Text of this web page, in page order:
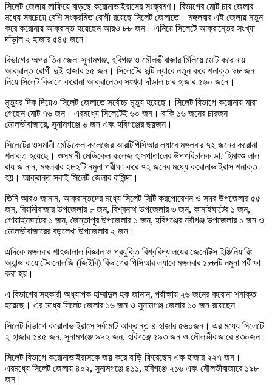
সিলেট জেলায় লাফিয়ে বাড়ছে করোনাভাইরাসের সংক্রমণ। বিভাগের মোট চার জেলার
মধ্যে সবচেয়ে বেশি সংক্রমিত রোগী রয়েছে সিলেট জেলাতে। মঙ্গলবার এই জেলায় নতুন
করে করোনায় আক্রান্ত হয়েছেন আরও ৮৮ জন। এনিয়ে সিলেটে আক্রান্তের সংখ্যা
দাঁড়াল ২ হাজার ৫৪৫ জনে।
বিভাগের অপর তিন জেলা সুনামগঞ্জ, হবিগঞ্জ ও মৌলভীবাজার মিলিয়ে মোট করোনায়
আক্রান্ত রোগী দুই হাজার ১৫ জন। সিলেটের দুটি ল্যাবে নতুন করে শনাক্ত ৯৮ জন
নিয়ে সিলেট বিভাগে করোনা আক্রান্তের সংখ্যা দাঁড়াল চার হাজার ৫৬০ জনে।
মৃত্যুর দিক দিয়েও সিলেট জেলাতে সর্বোচ্চ মৃত্যু হয়েছে। সিলেট বিভাগে করোনায় মারা
গেছেন মোট ৭৬ জন। এরমধ্যে সিলেটেই ৬০ জন। বাকি ১৬ জনের চারজন
মৌলভীবাজারে, সুনামগঞ্জে ৬ জন এবং হবিগঞ্জের ছয়জন।
সিলেটের ওসমানী মেডিকেল কলেজের আরটিপিসিআর ল্যাবে মঙ্গলবার ৭২ জনের করোনা
শনাক্ত হয়েছে। ওসমানী মেডিকেল কলেজ হাসপাতালের উপপরিচালক ডা. হিমাংশু লাল
রায় জানান, মঙ্গলবার ২৮২টি নমুনা পরীক্ষা করে ৭২ জনের মধ্যে করোনাভাইরাস শনাক্ত
হয়। আক্রান্ত সবাই সিলেট জেলার বাসিন্দা।
তিনি আরও জানান, আক্রান্তদের মধ্যে সিলেট সিটি করপোরেশন ও সদর উপজেলার ৫৫
জন, বিয়ানীবাজার উপজেলার ৮ জন, বিশ্বনাথ উপজেলার ৩ জন, কানাইঘাটের ১ জন,
গোয়াইনঘাটের ১ জন, জৈন্তাপুর উপজেলার ১ জন, হবিগঞ্জের নবীগঞ্জ উপজেলার ১ জন ও
মৌলভীবাজারের বড়লেখা উপজেলার ২ জন।
এদিকে মঙ্গলবার শাহজালাল বিজ্ঞান ও প্রযুক্তি বিশ্ববিদ্যালয়ের জেনেটিক্স ইঞ্জিনিয়ারিং
অ্যান্ড বায়োটেকনোলজি (জিইবি) বিভাগের পিসিআর ল্যাবে মঙ্গলবার ১৮৮টি নমুনা পরীক্ষা
করা হয়।
এ বিভাগের সহকারী অধ্যাপক হাম্মাদুল হক জানান, পরীক্ষায় ২৬ জনের করোনা শনাক্ত
হয়েছে। এর মধ্যে সিলেট জেলার ১৬ জন ও সুনামগঞ্জ জেলার ১০ জন রয়েছেন।
সিলেট বিভাগে করোনাভাইরাসে সর্বমোট আক্রান্ত ৪ হাজার ৫৬০জন। এর মধ্যে সিলেটে
২ হাজার ৫৪৫ জন, সুনামগঞ্জে ৯৯২ জন, হবিগঞ্জে ৫৯৩ জন ও মৌলভীবাজারে ৪৩০জন।
সিলেট বিভাগে করোনাভাইরাসকে জয় করে বাড়ি ফিরেছেন এক হাজার ২২৭ জন।
এরমধ্যে সিলেট জেলায় ৪০২, সুনামগঞ্জে ৪১১, হবিগঞ্জে ২১৬ এবং মৌলভীবাজারে ১৯৮
জন।